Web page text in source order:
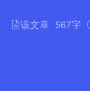
该文章 567字